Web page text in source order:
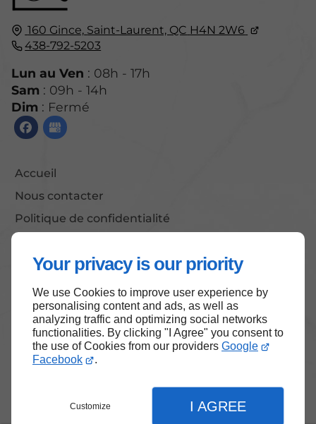
Your privacy is our priority
We use Cookies to improve user experience by
personalising content and ads, as well as
analyzing traffic and optimizing social networks
functionalities. By clicking "I Agree" you consent to
the use of Cookies from our providers Google
Facebook
.
Customize I AGREE
160 Gince, Saint-Laurent, QC H4N 2W6
438-792-5203
Lun au Ven : 08h - 17h
Sam : 09h - 14h
Dim : Fermé
Accueil
Nous contacter
Politique de confidentialité
Haut de page